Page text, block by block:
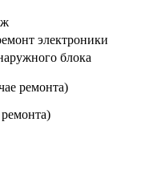
электроники
блока
ремонта)